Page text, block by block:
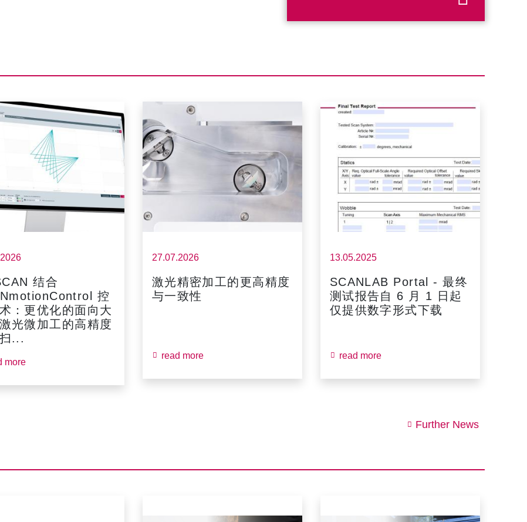
结合
控
：更优化的面向大
光微加工的高精度
...
more
27.07.2026
激光精密加工的更高精度
与一致性
read more
13.05.2025
SCANLAB Portal - 最终
测试报告自 6 月 1 日起
仅提供数字形式下载
read more
Further News